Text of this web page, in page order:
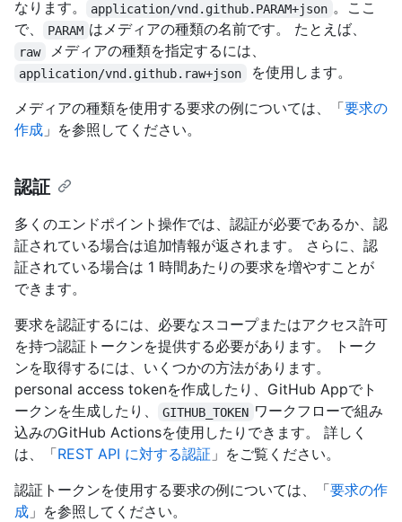
なります。 application/vnd.github.PARAM+json 。ここ
で、
PARAM はメディアの種類の名前です。 たとえば、
raw メディアの種類を指定するには、
application/vnd.github.raw+json
を使用します。
メディアの種類を使用する要求の例については、「要求の
作成 」を参照してください。
認証
多くのエンドポイント操作では、認証が必要であるか、認
証されている場合は追加情報が返されます。 さらに、認
証されている場合は 1 時間あたりの要求を増やすことが
できます。
要求を認証するには、必要なスコープまたはアクセス許可
を持つ認証トークンを提供する必要があります。 トーク
ンを取得するには、いくつかの方法があります。
personal access tokenを作成したり、GitHub Appでト
ークンを生成したり、
GITHUB_TOKEN ワークフローで組み
込みのGitHub Actionsを使用したりできます。 詳しく
は、「REST API に対する認証 」をご覧ください。
認証トークンを使用する要求の例については、「要求の作
成 」を参照してください。